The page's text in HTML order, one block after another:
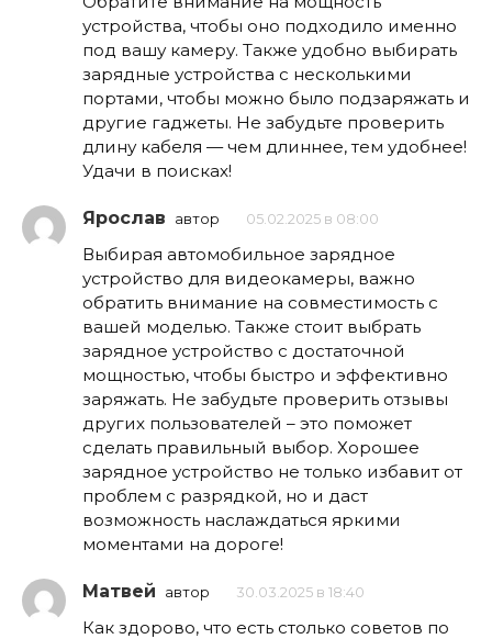
устройства, чтобы оно подходило именно
под вашу камеру. Также удобно выбирать
зарядные устройства с несколькими
портами, чтобы можно было подзаряжать и
другие гаджеты. Не забудьте проверить
длину кабеля — чем длиннее, тем удобнее!
Удачи в поисках!
Ярослав автор 05.02.2025 в 08:00
Выбирая автомобильное зарядное
устройство для видеокамеры, важно
обратить внимание на совместимость с
вашей моделью. Также стоит выбрать
зарядное устройство с достаточной
мощностью, чтобы быстро и эффективно
заряжать. Не забудьте проверить отзывы
других пользователей – это поможет
сделать правильный выбор. Хорошее
зарядное устройство не только избавит от
проблем с разрядкой, но и даст
возможность наслаждаться яркими
моментами на дороге!
Матвей автор 30.03.2025 в 18:40
Как здорово, что есть столько советов по